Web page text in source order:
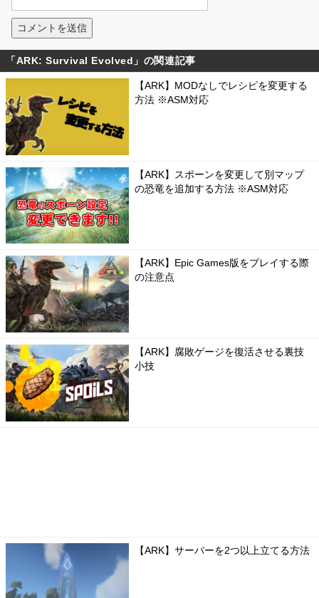
「ARK: Survival Evolved」の関連記事
【ARK】MODなしでレシピを変更する
方法 ※ASM対応
【ARK】スポーンを変更して別マップ
の恐竜を追加する方法 ※ASM対応
【ARK】Epic Games版をプレイする際
の注意点
【ARK】腐敗ゲージを復活させる裏技
小技
【ARK】サーバーを2つ以上立てる方法